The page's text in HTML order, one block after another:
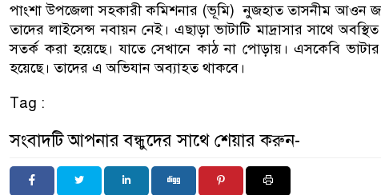
পাংশা উপজেলা সহকারী কমিশনার (ভূমি) নুজহাত তাসনীম আওন
তাদের লাইসেন্স নবায়ন নেই। এছাড়া ভাটাটি মাদ্রাসার সাথে
সতর্ক করা হয়েছে। যাতে সেখানে কাঠ না পোড়ায়। এসকেবি
হয়েছে। তাদের এ অভিযান অব্যাহত থাকবে।
Tag :
সংবাদটি আপনার বন্ধুদের সাথে শেয়ার করুন-